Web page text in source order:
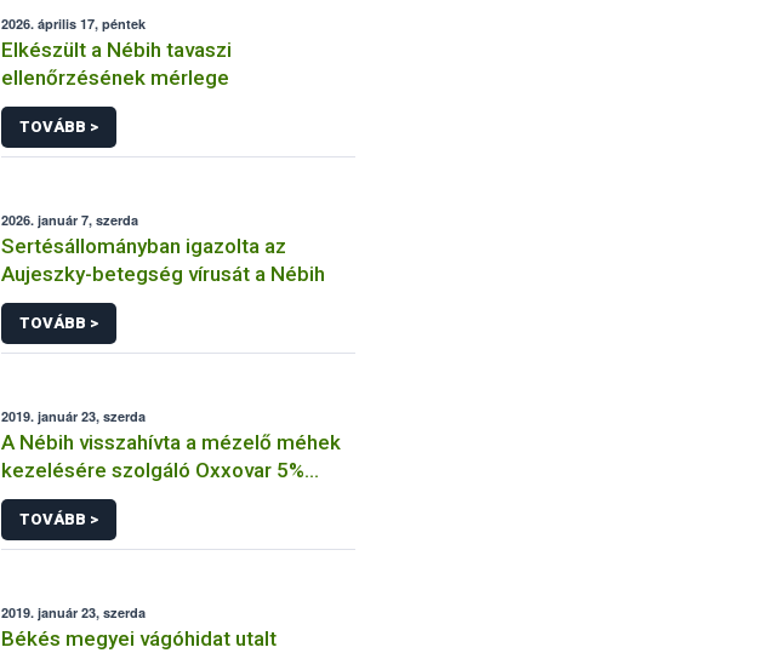
2026. április 17, péntek
Elkészült a Nébih tavaszi
ellenőrzésének mérlege
TOVÁBB >
2026. január 7, szerda
Sertésállományban igazolta az
Aujeszky-betegség vírusát a Nébih
TOVÁBB >
2019. január 23, szerda
A Nébih visszahívta a mézelő méhek
kezelésére szolgáló Oxxovar 5%
oldat gyógyhatású készítményt a
hazai piacról
TOVÁBB >
2019. január 23, szerda
Békés megyei vágóhidat utalt